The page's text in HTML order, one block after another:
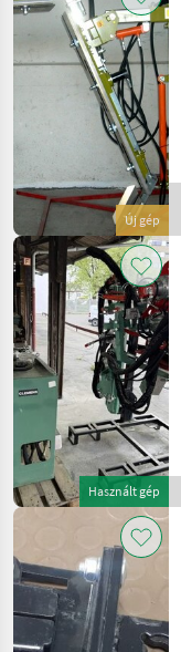
Új gép
Használt gép